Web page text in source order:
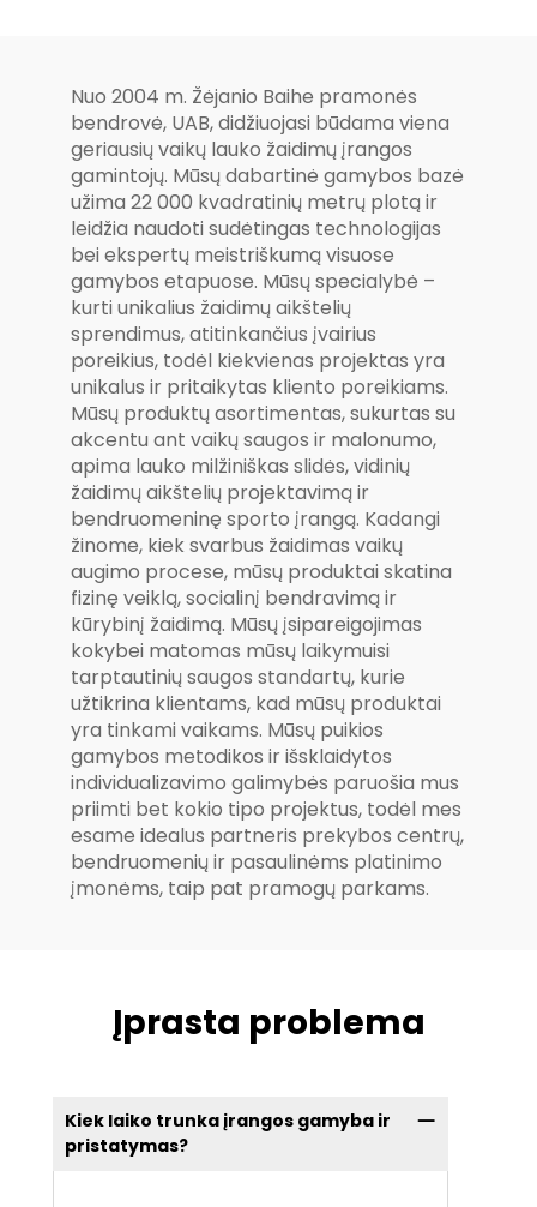
naudojimo
fitneso įranga
Nuo 2004 m. Žėjanio Baihe pramonės
bendrovė, UAB, didžiuojasi būdama viena
geriausių vaikų lauko žaidimų įrangos
gamintojų. Mūsų dabartinė gamybos bazė
užima 22 000 kvadratinių metrų plotą ir
leidžia naudoti sudėtingas technologijas
bei ekspertų meistriškumą visuose
gamybos etapuose. Mūsų specialybė –
kurti unikalius žaidimų aikštelių
sprendimus, atitinkančius įvairius
poreikius, todėl kiekvienas projektas yra
unikalus ir pritaikytas kliento poreikiams.
Mūsų produktų asortimentas, sukurtas su
akcentu ant vaikų saugos ir malonumo,
apima lauko milžiniškas slidės, vidinių
žaidimų aikštelių projektavimą ir
bendruomeninę sporto įrangą. Kadangi
žinome, kiek svarbus žaidimas vaikų
augimo procese, mūsų produktai skatina
fizinę veiklą, socialinį bendravimą ir
kūrybinį žaidimą. Mūsų įsipareigojimas
kokybei matomas mūsų laikymuisi
tarptautinių saugos standartų, kurie
užtikrina klientams, kad mūsų produktai
yra tinkami vaikams. Mūsų puikios
gamybos metodikos ir išsklaidytos
individualizavimo galimybės paruošia mus
priimti bet kokio tipo projektus, todėl mes
esame idealus partneris prekybos centrų,
bendruomenių ir pasaulinėms platinimo
įmonėms, taip pat pramogų parkams.
Įprasta problema
Kiek laiko trunka įrangos gamyba ir
pristatymas?